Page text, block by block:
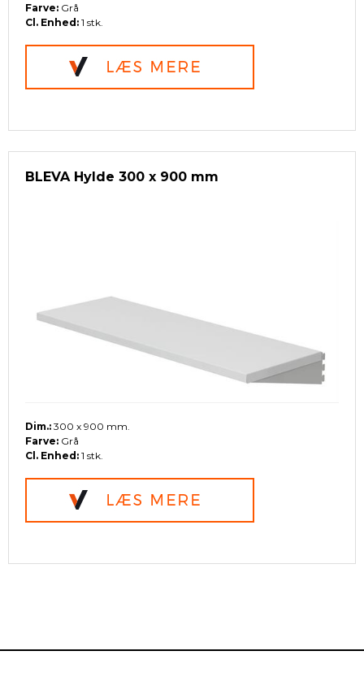
Farve: Grå
Cl. Enhed: 1 stk.
BLEVA Hylde 300 x 900 mm
Dim.: 300 x 900 mm.
Farve: Grå
Cl. Enhed: 1 stk.